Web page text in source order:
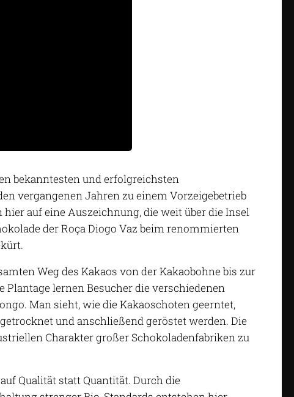
bekanntesten und erfolgreichsten
vergangenen Jahren zu einem Vorzeigebetrieb
auf eine Auszeichnung, die weit über die Insel
der Roça Diogo Vaz beim renommierten
Weg des Kakaos von der Kakaobohne bis zur
lernen Besucher die verschiedenen
Man sieht, wie die Kakaoschoten geerntet,
und anschließend geröstet werden. Die
Charakter großer Schokoladenfabriken zu
Qualität statt Quantität. Durch die